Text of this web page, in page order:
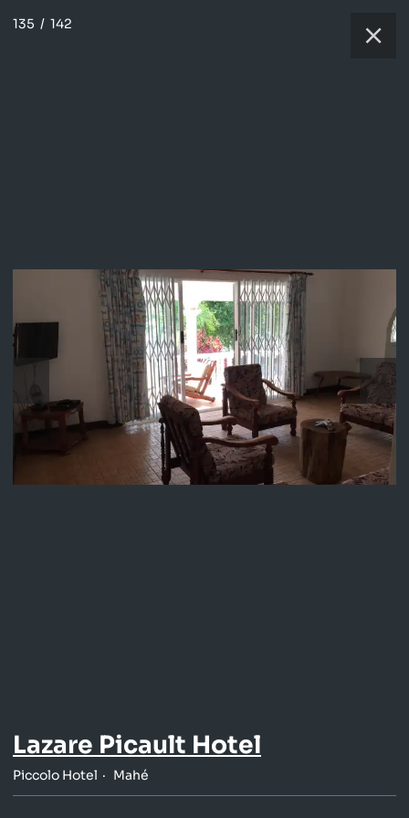
135 / 142
Lazare Picault Hotel
Piccolo Hotel Mahé